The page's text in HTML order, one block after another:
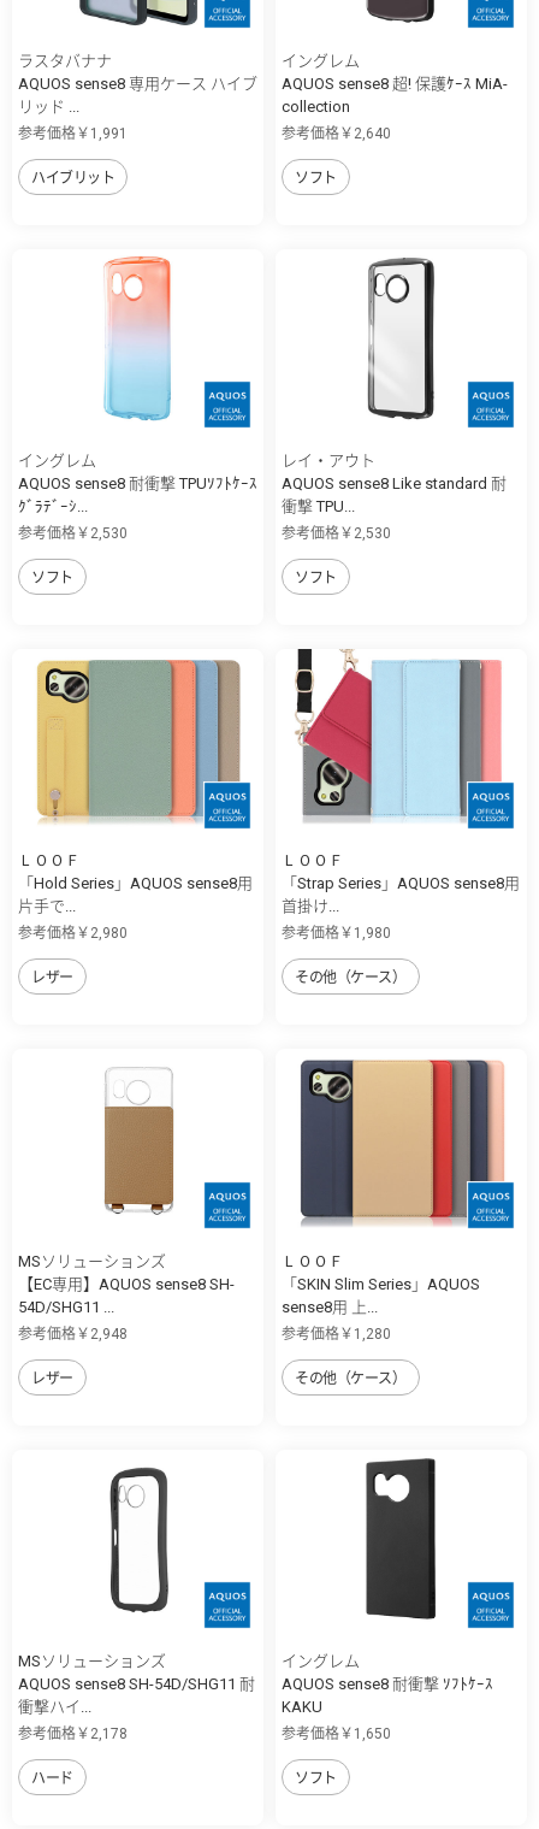
ラスタバナナ
AQUOS sense8 専用ケース ハイブ
リッド ...
参考価格￥1,991
ハイブリット
イングレム
AQUOS sense8 超! 保護ｹｰｽ MiA-
collection
参考価格￥2,640
ソフト
イングレム
AQUOS sense8 耐衝撃 TPUｿﾌﾄｹｰｽ
ｸﾞﾗﾃﾞｰｼ...
参考価格￥2,530
ソフト
レイ・アウト
AQUOS sense8 Like standard 耐
衝撃 TPU...
参考価格￥2,530
ソフト
ＬＯＯＦ
「Hold Series」AQUOS sense8用
片手で...
参考価格￥2,980
レザー
ＬＯＯＦ
「Strap Series」AQUOS sense8用
首掛け...
参考価格￥1,980
その他（ケース）
MSソリューションズ
【EC専用】AQUOS sense8 SH-
54D/SHG11 ...
参考価格￥2,948
レザー
ＬＯＯＦ
「SKIN Slim Series」AQUOS
sense8用 上...
参考価格￥1,280
その他（ケース）
MSソリューションズ
AQUOS sense8 SH-54D/SHG11 耐
衝撃ハイ...
参考価格￥2,178
ハード
イングレム
AQUOS sense8 耐衝撃 ｿﾌﾄｹｰｽ
KAKU
参考価格￥1,650
ソフト